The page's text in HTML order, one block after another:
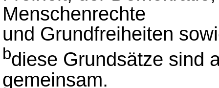
Menschenrechte
und Grundfreiheiten
bdiese Grundsätze sind
gemeinsam.